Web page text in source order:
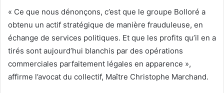
« Ce que nous dénonçons, c’est que le groupe Bolloré a
obtenu un actif stratégique de manière frauduleuse, en
échange de services politiques. Et que les profits qu’il en a
tirés sont aujourd’hui blanchis par des opérations
commerciales parfaitement légales en apparence »,
affirme l’avocat du collectif, Maître Christophe Marchand.